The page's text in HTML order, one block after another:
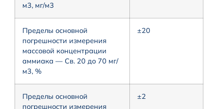
м3, мг/м3
Пределы основной
погрешности измерения
массовой концентрации
аммиака — Св. 20 до 70 мг/
м3, %
±20
Пределы основной
погрешности измерения
±2